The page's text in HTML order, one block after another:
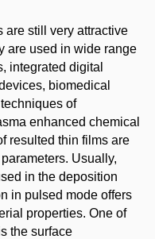
are still very attractive
are used in wide range
integrated digital
biomedical
of
enhanced chemical
resulted thin films are
Usually,
in the deposition
in pulsed mode offers
properties. One of
the surface